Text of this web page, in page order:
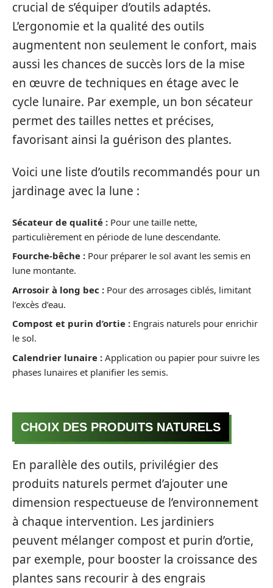
crucial de s’équiper d’outils adaptés.
L’ergonomie et la qualité des outils
augmentent non seulement le confort, mais
aussi les chances de succès lors de la mise
en œuvre de techniques en étage avec le
cycle lunaire. Par exemple, un bon sécateur
permet des tailles nettes et précises,
favorisant ainsi la guérison des plantes.
Voici une liste d’outils recommandés pour un
jardinage avec la lune :
Sécateur de qualité : Pour une taille nette,
particulièrement en période de lune descendante.
Fourche-bêche : Pour préparer le sol avant les semis en
lune montante.
Arrosoir à long bec : Pour des arrosages ciblés, limitant
l’excès d’eau.
Compost et purin d’ortie : Engrais naturels pour enrichir
le sol.
Calendrier lunaire : Application ou papier pour suivre les
phases lunaires et planifier les semis.
CHOIX DES PRODUITS NATURELS
En parallèle des outils, privilégier des
produits naturels permet d’ajouter une
dimension respectueuse de l’environnement
à chaque intervention. Les jardiniers
peuvent mélanger compost et purin d’ortie,
par exemple, pour booster la croissance des
plantes sans recourir à des engrais